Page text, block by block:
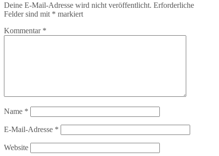
Deine E-Mail-Adresse wird nicht veröffentlicht. Erforderliche
Felder sind mit * markiert
Kommentar *
Name *
E-Mail-Adresse *
Website